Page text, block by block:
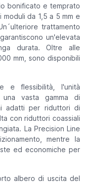
bonificato e temprato
da 1,5 a 5 mm e
trattamento
un'elevata
durata. Oltre alle
mm, sono disponibili
e flessibilità, l'unità
vasta gamma di
adatti per riduttori di
con riduttori coassiali
La Precision Line
mentre la
ed economiche per
albero di uscita del